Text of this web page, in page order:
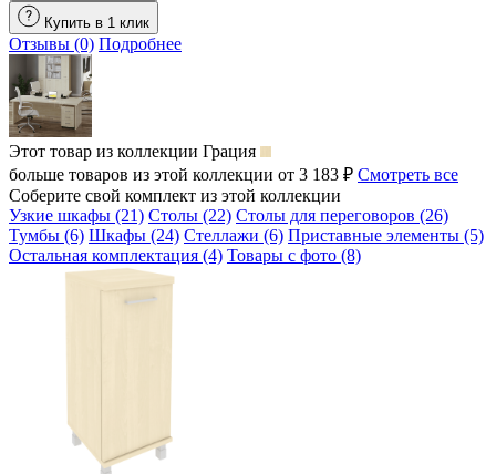
Купить в 1 клик
Отзывы (0) Подробнее
Этот товар из коллекции Грация
больше товаров из этой коллекции от 3 183 ₽ Смотреть все
Соберите свой комплект из этой коллекции
Узкие шкафы (21) Столы (22) Столы для переговоров (26)
Тумбы (6) Шкафы (24) Стеллажи (6) Приставные элементы (5)
Остальная комплектация (4) Товары с фото (8)